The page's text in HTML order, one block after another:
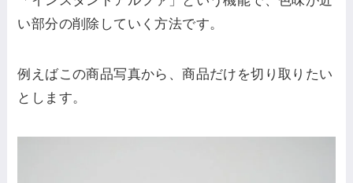
い部分の削除していく方法です。
例えばこの商品写真から、商品だけを切り取りたい
とします。